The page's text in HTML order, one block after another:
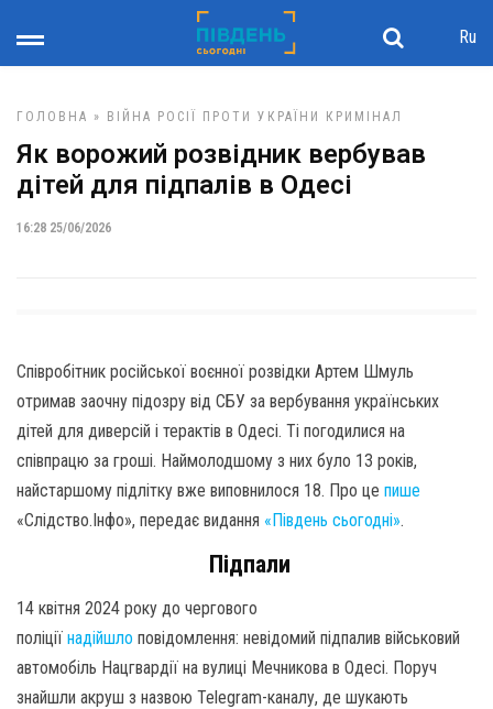
Ru
ГОЛОВНА » ВІЙНА РОСІЇ ПРОТИ УКРАЇНИ КРИМІНАЛ
Як ворожий розвідник вербував
дітей для підпалів в Одесі
16:28 25/06/2026
Співробітник російської воєнної розвідки Артем Шмуль
отримав заочну підозру від СБУ за вербування українських
дітей для диверсій і терактів в Одесі. Ті погодилися на
співпрацю за гроші. Наймолодшому з них було 13 років,
найстаршому підлітку вже виповнилося 18. Про це пише
«Слідство.Інфо», передає видання «Південь сьогодні».
Підпали
14 квітня 2024 року до чергового
поліції надійшло повідомлення: невідомий підпалив військовий
автомобіль Нацгвардії на вулиці Мечникова в Одесі. Поруч
знайшли акруш з назвою Telegram-каналу, де шукають